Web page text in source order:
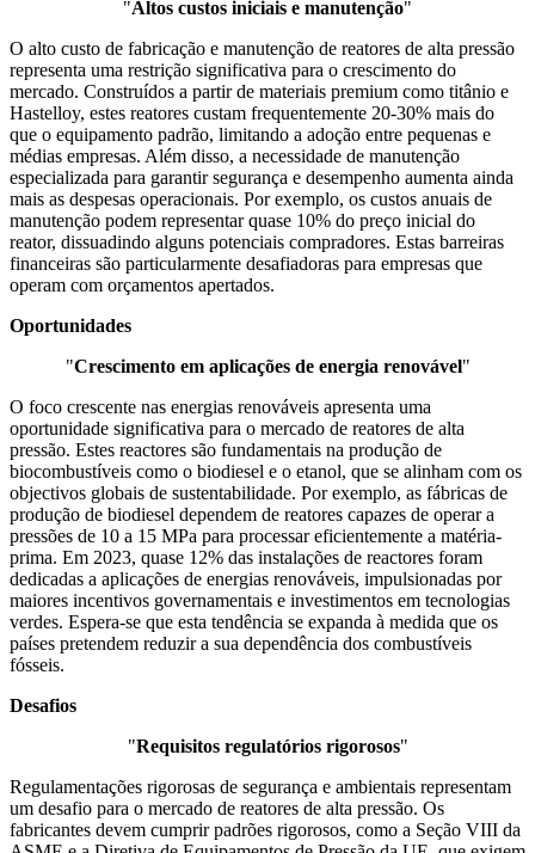
"Altos custos iniciais e manutenção"
O alto custo de fabricação e manutenção de reatores de alta pressão
representa uma restrição significativa para o crescimento do
mercado. Construídos a partir de materiais premium como titânio e
Hastelloy, estes reatores custam frequentemente 20-30% mais do
que o equipamento padrão, limitando a adoção entre pequenas e
médias empresas. Além disso, a necessidade de manutenção
especializada para garantir segurança e desempenho aumenta ainda
mais as despesas operacionais. Por exemplo, os custos anuais de
manutenção podem representar quase 10% do preço inicial do
reator, dissuadindo alguns potenciais compradores. Estas barreiras
financeiras são particularmente desafiadoras para empresas que
operam com orçamentos apertados.
Oportunidades
"Crescimento em aplicações de energia renovável"
O foco crescente nas energias renováveis ​​apresenta uma
oportunidade significativa para o mercado de reatores de alta
pressão. Estes reactores são fundamentais na produção de
biocombustíveis como o biodiesel e o etanol, que se alinham com os
objectivos globais de sustentabilidade. Por exemplo, as fábricas de
produção de biodiesel dependem de reatores capazes de operar a
pressões de 10 a 15 MPa para processar eficientemente a matéria-
prima. Em 2023, quase 12% das instalações de reactores foram
dedicadas a aplicações de energias renováveis, impulsionadas por
maiores incentivos governamentais e investimentos em tecnologias
verdes. Espera-se que esta tendência se expanda à medida que os
países pretendem reduzir a sua dependência dos combustíveis
fósseis.
Desafios
"Requisitos regulatórios rigorosos"
Regulamentações rigorosas de segurança e ambientais representam
um desafio para o mercado de reatores de alta pressão. Os
fabricantes devem cumprir padrões rigorosos, como a Seção VIII da